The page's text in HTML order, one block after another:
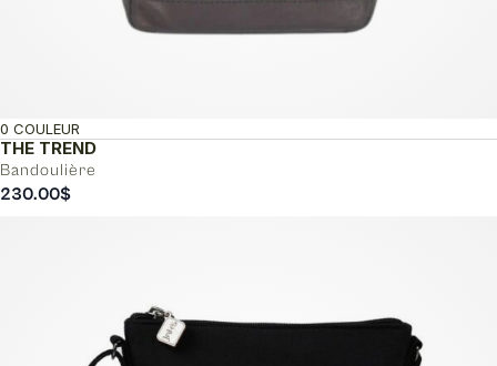
THE TREND
Bandoulière
0 COULEUR
230.00$